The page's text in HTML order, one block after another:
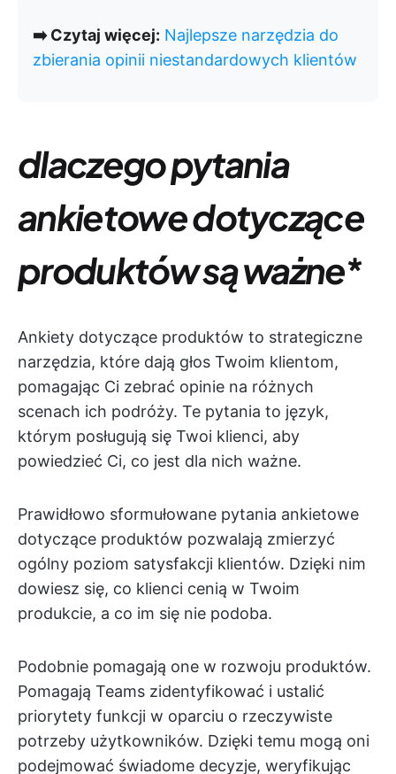
➡️ Czytaj więcej: Najlepsze narzędzia do
zbierania opinii niestandardowych klientów
dlaczego pytania
ankietowe dotyczące
produktów są ważne*
Ankiety dotyczące produktów to strategiczne
narzędzia, które dają głos Twoim klientom,
pomagając Ci zebrać opinie na różnych
scenach ich podróży. Te pytania to język,
którym posługują się Twoi klienci, aby
powiedzieć Ci, co jest dla nich ważne.
Prawidłowo sformułowane pytania ankietowe
dotyczące produktów pozwalają zmierzyć
ogólny poziom satysfakcji klientów. Dzięki nim
dowiesz się, co klienci cenią w Twoim
produkcie, a co im się nie podoba.
Podobnie pomagają one w rozwoju produktów.
Pomagają Teams zidentyfikować i ustalić
priorytety funkcji w oparciu o rzeczywiste
potrzeby użytkowników. Dzięki temu mogą oni
podejmować świadome decyzje, weryfikując